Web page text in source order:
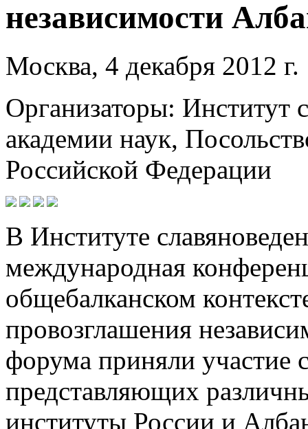
независимости
Москва, 4 декабря 2012 г.
Организаторы: Институт
академии наук,
Российской Федерации
В Институте
международная
общебалканском
провозглашения
форума приняли участие
представляющих
институты России и